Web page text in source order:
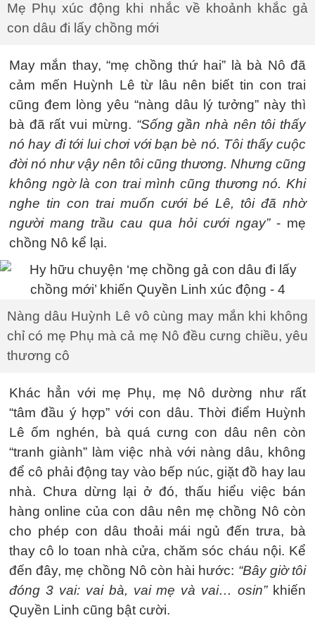
Mẹ Phụ xúc động khi nhắc về khoảnh khắc gả
con dâu đi lấy chồng mới
May mắn thay, “mẹ chồng thứ hai” là bà Nô đã
cảm mến Huỳnh Lê từ lâu nên biết tin con trai
cũng đem lòng yêu “nàng dâu lý tưởng” này thì
bà đã rất vui mừng. “Sống gần nhà nên tôi thấy
nó hay đi tới lui chơi với bạn bè nó. Tôi thấy cuộc
đời nó như vậy nên tôi cũng thương. Nhưng cũng
không ngờ là con trai mình cũng thương nó. Khi
nghe tin con trai muốn cưới bé Lê, tôi đã nhờ
người mang trầu cau qua hỏi cưới ngay”- mẹ
chồng Nô kể lại.
Nàng dâu Huỳnh Lê vô cùng may mắn khi không
chỉ có mẹ Phụ mà cả mẹ Nô đều cưng chiều, yêu
thương cô
Khác hẳn với mẹ Phụ, mẹ Nô dường như rất
“tâm đầu ý hợp” với con dâu. Thời điểm Huỳnh
Lê ốm nghén, bà quá cưng con dâu nên còn
“tranh giành” làm việc nhà với nàng dâu, không
để cô phải động tay vào bếp núc, giặt đồ hay lau
nhà. Chưa dừng lại ở đó, thấu hiểu việc bán
hàng online của con dâu nên mẹ chồng Nô còn
cho phép con dâu thoải mái ngủ đến trưa, bà
thay cô lo toan nhà cửa, chăm sóc cháu nội. Kể
đến đây, mẹ chồng Nô còn hài hước: “Bây giờ tôi
đóng 3 vai: vai bà, vai mẹ và vai… osin”khiến
Quyền Linh cũng bật cười.